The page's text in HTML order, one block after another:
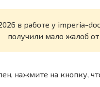
2026 в работе у imperia-
получили мало жалоб от
нажмите на кнопку,